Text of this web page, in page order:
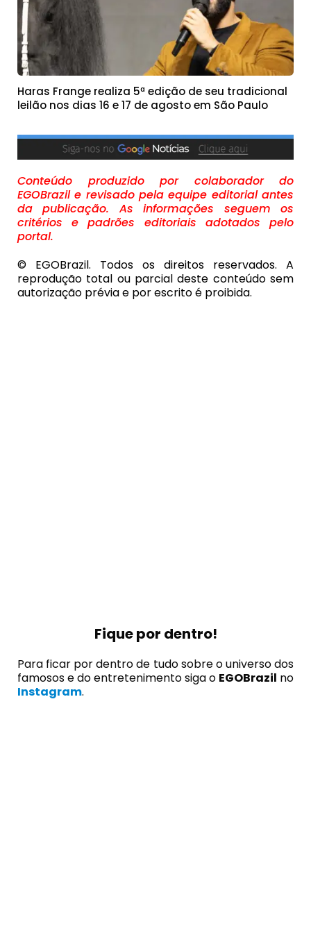
Haras Frange realiza 5ª edição de seu tradicional
leilão nos dias 16 e 17 de agosto em São Paulo
Conteúdo produzido por colaborador do
EGOBrazil e revisado pela equipe editorial antes
da publicação. As informações seguem os
critérios e padrões editoriais adotados pelo
portal.
© EGOBrazil. Todos os direitos reservados. A
reprodução total ou parcial deste conteúdo sem
autorização prévia e por escrito é proibida.
Fique por dentro!
Para ficar por dentro de tudo sobre o universo dos
famosos e do entretenimento siga o EGOBrazil no
Instagram.